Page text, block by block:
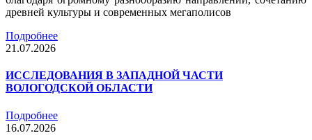
древней культуры и современных мегаполисов
Подробнее
21.07.2026
ИССЛЕДОВАНИЯ В ЗАПАДНОЙ ЧАСТИ
ВОЛОГОДСКОЙ ОБЛАСТИ
Подробнее
16.07.2026